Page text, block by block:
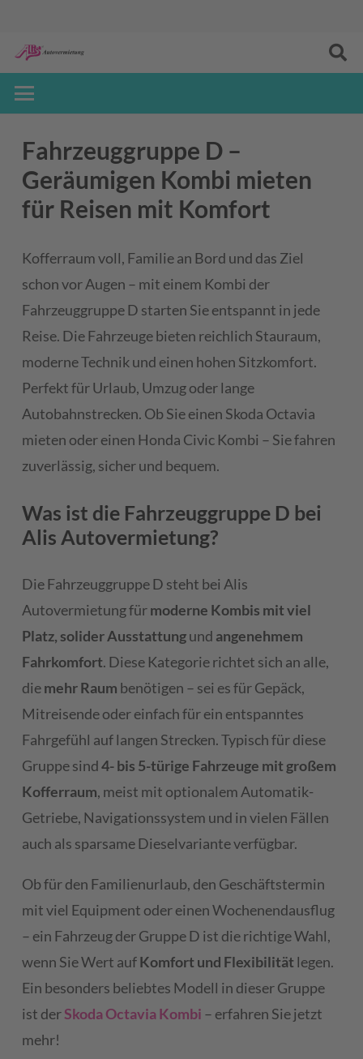
Fahrzeuggruppe D –
Geräumigen Kombi mieten
für Reisen mit Komfort
Kofferraum voll, Familie an Bord und das Ziel
schon vor Augen – mit einem Kombi der
Fahrzeuggruppe D starten Sie entspannt in jede
Reise. Die Fahrzeuge bieten reichlich Stauraum,
moderne Technik und einen hohen Sitzkomfort.
Perfekt für Urlaub, Umzug oder lange
Autobahnstrecken. Ob Sie einen Skoda Octavia
mieten oder einen Honda Civic Kombi – Sie fahren
zuverlässig, sicher und bequem.
Was ist die Fahrzeuggruppe D bei
Alis Autovermietung?
Die Fahrzeuggruppe D steht bei Alis
Autovermietung fürmoderne Kombis mit viel
Platz, solider Ausstattungund angenehmem
Fahrkomfort. Diese Kategorie richtet sich an alle,
diemehr Raum benötigen – sei es für Gepäck,
Mitreisende oder einfach für ein entspanntes
Fahrgefühl auf langen Strecken. Typisch für diese
Gruppe sind4- bis 5-türige Fahrzeuge mit großem
Kofferraum, meist mit optionalem Automatik-
Getriebe, Navigationssystem und in vielen Fällen
auch als sparsame Dieselvariante verfügbar.
Ob für den Familienurlaub, den Geschäftstermin
mit viel Equipment oder einen Wochenendausflug
– ein Fahrzeug der Gruppe D ist die richtige Wahl,
wenn Sie Wert aufKomfort und Flexibilität legen.
Ein besonders beliebtes Modell in dieser Gruppe
ist derSkoda Octavia Kombi – erfahren Sie jetzt
mehr!